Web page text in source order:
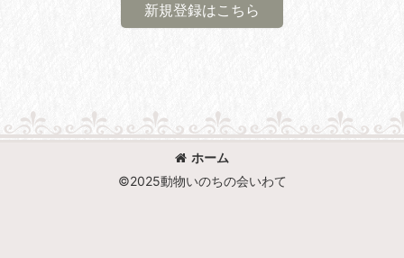
新規登録はこちら
ホーム
©2025動物いのちの会いわて